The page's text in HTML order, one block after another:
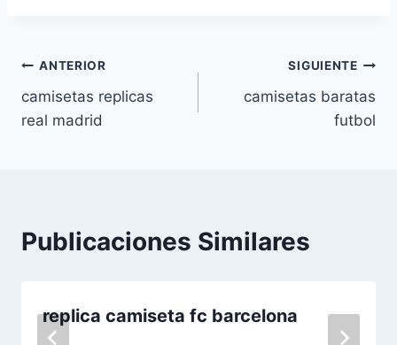
Navegación
de
ANTERIOR
camisetas replicas
real madrid
SIGUIENTE
camisetas baratas
futbol
Publicaciones Similares
replica camiseta fc barcelona